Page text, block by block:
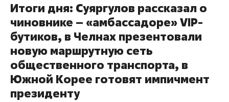
Итоги дня: Суяргулов рассказал о
чиновнике – «амбассадоре» VIP-
бутиков, в Челнах презентовали
новую маршрутную сеть
общественного транспорта, в
Южной Корее готовят импичмент
президенту